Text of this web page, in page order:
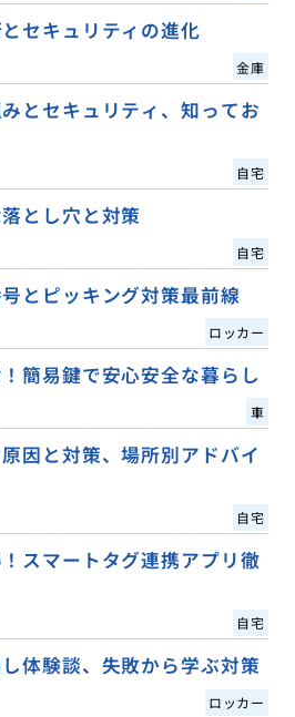
セキュリティの進化
金庫
とセキュリティ、知ってお
自宅
とし穴と対策
自宅
とピッキング対策最前線
ロッカー
簡易鍵で安心安全な暮らし
車
因と対策、場所別アドバイ
自宅
スマートタグ連携アプリ徹
自宅
体験談、失敗から学ぶ対策
ロッカー